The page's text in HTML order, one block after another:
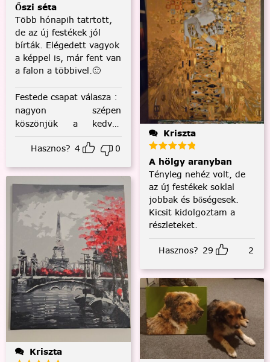
Őszi séta
Több hónapih tatrtott,
de az új festékek jól
bírták. Elégedett vagyok
a képpel is, már fent van
a falon a többivel.🙂
Festede csapat válasza :
nagyon szépen
köszönjük a kedves
visszajelzést! :)
Hasznos? 4 0
Kriszta
Kriszta
A hölgy aranyban
Tényleg nehéz volt, de
az új festékek soklal
jobbak és bőségesek.
Kicsit kidolgoztam a
részleteket.
Hasznos? 29 2